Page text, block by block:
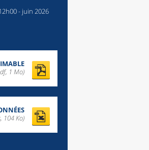
- juin 2026
1 Mo)
104 Ko)